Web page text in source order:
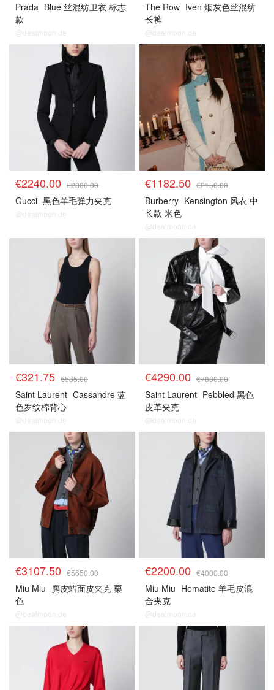
Prada Blue 丝混纺卫衣 标志
款
@dealmoon.de
The Row Iven 烟灰色丝混纺
长裤
@dealmoon.de
€2240.00 €2800.00
Gucci 黑色羊毛弹力夹克
@dealmoon.de
€1182.50 €2150.00
Burberry Kensington 风衣 中
长款 米色
@dealmoon.de
€321.75 €585.00
Saint Laurent Cassandre 蓝
色罗纹棉背心
@dealmoon.de
€4290.00 €7800.00
Saint Laurent Pebbled 黑色
皮革夹克
@dealmoon.de
€3107.50 €5650.00
Miu Miu 麂皮蜡面皮夹克 栗
色
@dealmoon.de
€2200.00 €4000.00
Miu Miu Hematite 羊毛皮混
合夹克
@dealmoon.de